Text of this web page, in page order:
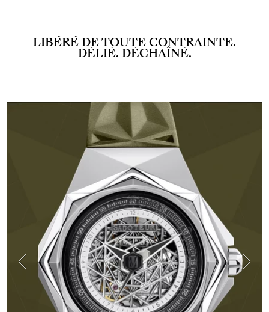
LIBÉRÉ DE TOUTE CONTRAINTE.
DÉLIÉ. DÉCHAÎNÉ.